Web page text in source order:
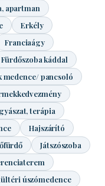
apartman
Erkély
Franciaágy
Fürdőszoba káddal
medence/ pancsoló
terápia
Hajszárító
Játszószoba
úszómedence